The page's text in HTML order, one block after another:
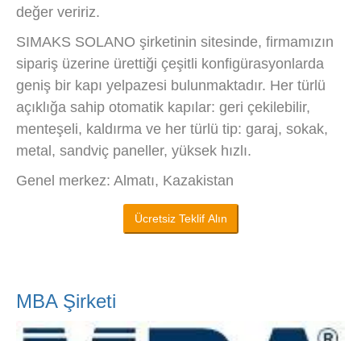
değer veririz.
SIMAKS SOLANO şirketinin sitesinde, firmamızın
sipariş üzerine ürettiği çeşitli konfigürasyonlarda
geniş bir kapı yelpazesi bulunmaktadır. Her türlü
açıklığa sahip otomatik kapılar: geri çekilebilir,
menteşeli, kaldırma ve her türlü tip: garaj, sokak,
metal, sandviç paneller, yüksek hızlı.
Genel merkez: Almatı, Kazakistan
Ücretsiz Teklif Alın
MBA Şirketi